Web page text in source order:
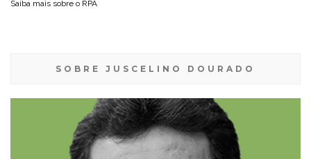
Saiba mais sobre o RPA
SOBRE JUSCELINO DOURADO